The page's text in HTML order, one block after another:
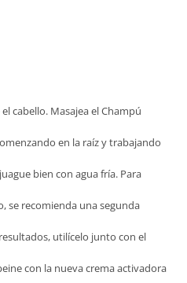
cabello. Masajea el Champú
en la raíz y trabajando
bien con agua fría. Para
se recomienda una segunda
utilícelo junto con el
con la nueva crema activadora